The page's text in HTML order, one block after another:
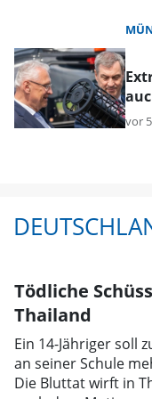
vor
Tödliche
Thailand
Ein 14-Jähriger soll
an seiner Schule
Die Bluttat wirft in